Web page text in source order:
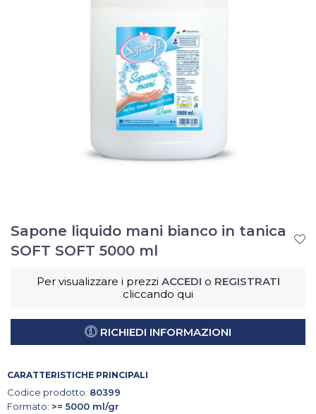
Sapone liquido mani bianco in tanica
SOFT SOFT 5000 ml
Per visualizzare i prezzi ACCEDI o REGISTRATI
cliccando qui
RICHIEDI INFORMAZIONI
CARATTERISTICHE PRINCIPALI
Codice prodotto: 80399
Formato: >= 5000 ml/gr